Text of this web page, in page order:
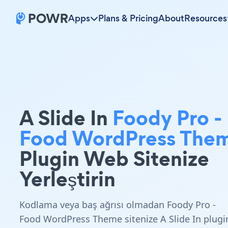
Apps Plans & PricingAboutResources
A Slide In Foody Pro -
Food WordPress
Plugin Web Sitenize
Yerleştirin
Kodlama veya baş ağrısı olmadan Foody Pro -
Food WordPress Theme sitenize A Slide In